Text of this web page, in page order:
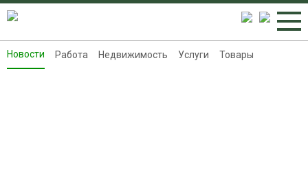
Новости
Новости Работа Недвижимость Услуги Товары